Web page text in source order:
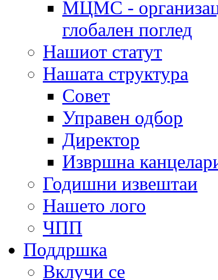
МЦМС -
глобален поглед
Нашиот статут
Нашата структура
Совет
Управен одбор
Директор
Извршна
Годишни извештаи
Нашето лого
ЧПП
Поддршка
Вклучи се